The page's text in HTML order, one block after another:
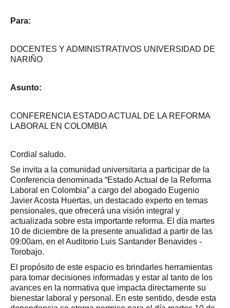
Para:
DOCENTES Y ADMINISTRATIVOS UNIVERSIDAD DE
NARIÑO
Asunto:
CONFERENCIA ESTADO ACTUAL DE LA REFORMA
LABORAL EN COLOMBIA
Cordial saludo.
Se invita a la comunidad universitaria a participar de la
Conferencia denominada “Estado Actual de la Reforma
Laboral en Colombia” a cargo del abogado Eugenio
Javier Acosta Huertas, un destacado experto en temas
pensionales, que ofrecerá una visión integral y
actualizada sobre esta importante reforma. El día martes
10 de diciembre de la presente anualidad a partir de las
09:00am, en el Auditorio Luis Santander Benavides -
Torobajo.
El propósito de este espacio es brindarles herramientas
para tomar decisiones informadas y estar al tanto de los
avances en la normativa que impacta directamente su
bienestar laboral y personal. En este sentido, desde esta